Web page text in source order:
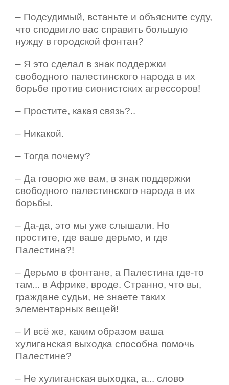
– Подсудимый, встаньте и объясните суду,
что сподвигло вас справить большую
нужду в городской фонтан?
– Я это сделал в знак поддержки
свободного палестинского народа в их
борьбе против сионистских агрессоров!
– Простите, какая связь?..
– Никакой.
– Тогда почему?
– Да говорю же вам, в знак поддержки
свободного палестинского народа в их
борьбы.
– Да-да, это мы уже слышали. Но
простите, где ваше дерьмо, и где
Палестина?!
– Дерьмо в фонтане, а Палестина где-то
там... в Африке, вроде. Странно, что вы,
граждане судьи, не знаете таких
элементарных вещей!
– И всё же, каким образом ваша
хулиганская выходка способна помочь
Палестине?
– Не хулиганская выходка, а... слово